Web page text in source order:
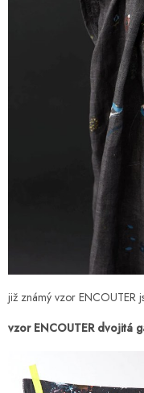
již známý vzor ENCOUTER
vzor ENCOUTER dvojitá